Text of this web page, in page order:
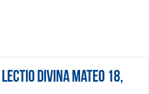
Divina Mateo 18,